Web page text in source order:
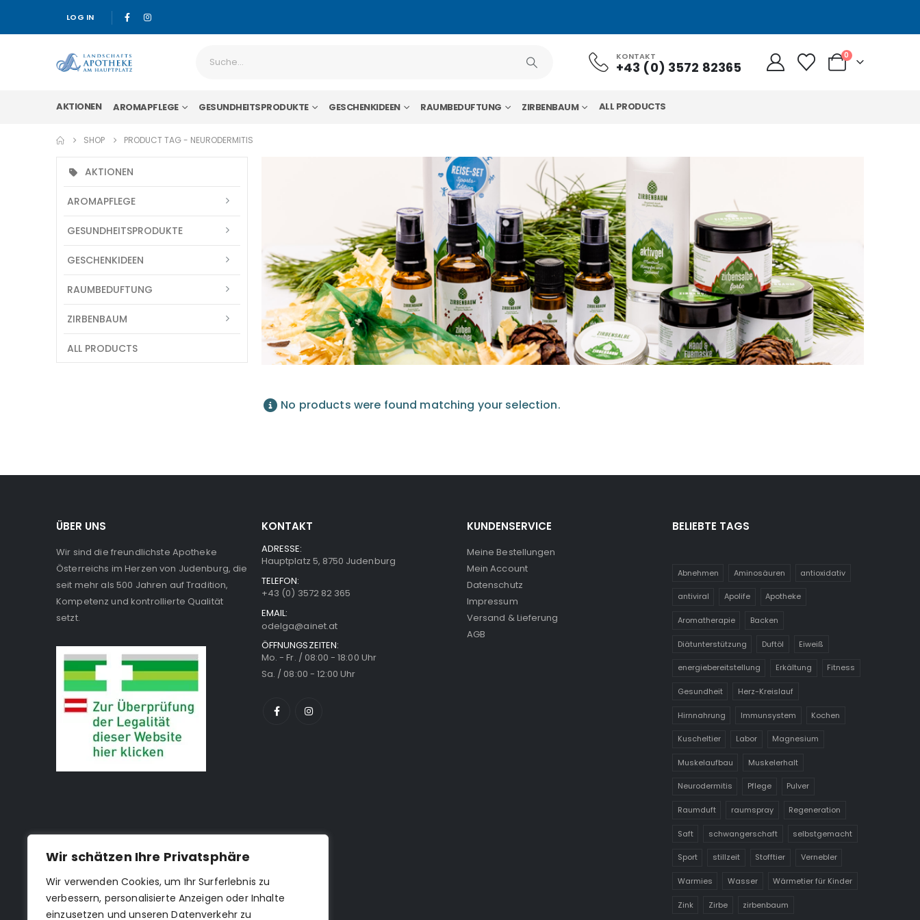
Wir schätzen Ihre Privatsphäre
Wir verwenden Cookies, um Ihr Surferlebnis zu
verbessern, personalisierte Anzeigen oder Inhalte
einzusetzen und unseren Datenverkehr zu
LOG IN
KONTAKT
+43 (0) 3572 82365
0
AKTIONEN AROMAPFLEGE GESUNDHEITSPRODUKTE GESCHENKIDEEN RAUMBEDUFTUNG ZIRBENBAUM ALL PRODUCTS
SHOP PRODUCT TAG - NEURODERMITIS
No products were found matching your selection.
AKTIONEN
AROMAPFLEGE
GESUNDHEITSPRODUKTE
GESCHENKIDEEN
RAUMBEDUFTUNG
ZIRBENBAUM
ALL PRODUCTS
ÜBER UNS
Wir sind die freundlichste Apotheke
Österreichs im Herzen von Judenburg, die
seit mehr als 500 Jahren auf Tradition,
Kompetenz und kontrollierte Qualität
setzt.
KONTAKT
ADRESSE:
Hauptplatz 5, 8750 Judenburg
TELEFON:
+43 (0) 3572 82 365
EMAIL:
odelga@ainet.at
ÖFFNUNGSZEITEN:
Mo. - Fr. / 08:00 - 18:00 Uhr
Sa. / 08:00 - 12:00 Uhr
KUNDENSERVICE
Meine Bestellungen
Mein Account
Datenschutz
Impressum
Versand & Lieferung
AGB
BELIEBTE TAGS
Abnehmen Aminosäuren antioxidativ
antiviral Apolife Apotheke
Aromatherapie Backen
Diätunterstützung Duftöl Eiweiß
energiebereitstellung Erkältung Fitness
Gesundheit Herz-Kreislauf
Hirnnahrung Immunsystem Kochen
Kuscheltier Labor Magnesium
Muskelaufbau Muskelerhalt
Neurodermitis Pflege Pulver
Raumduft raumspray Regeneration
Saft schwangerschaft selbstgemacht
Sport stillzeit Stofftier Vernebler
Warmies Wasser Wärmetier für Kinder
Zink Zirbe zirbenbaum